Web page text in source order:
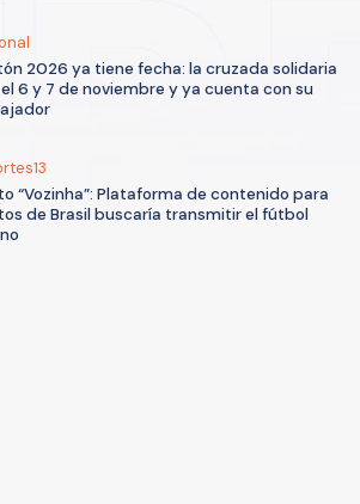
2026 ya tiene fecha: la cruzada solidaria
6 y 7 de noviembre y ya cuenta con su
“Vozinha”: Plataforma de contenido para
de Brasil buscaría transmitir el fútbol